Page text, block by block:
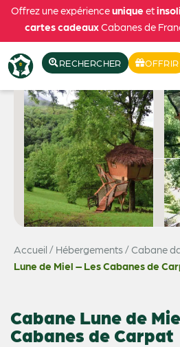
Offrez une expérienceunique et
cartes cadeauxCabanes de
RECHERCHER OFFRIR
Accueil / Hébergements/Cabane
Lune de Miel – Les Cabanes de
Cabane Lune de
Cabanes de Carpat